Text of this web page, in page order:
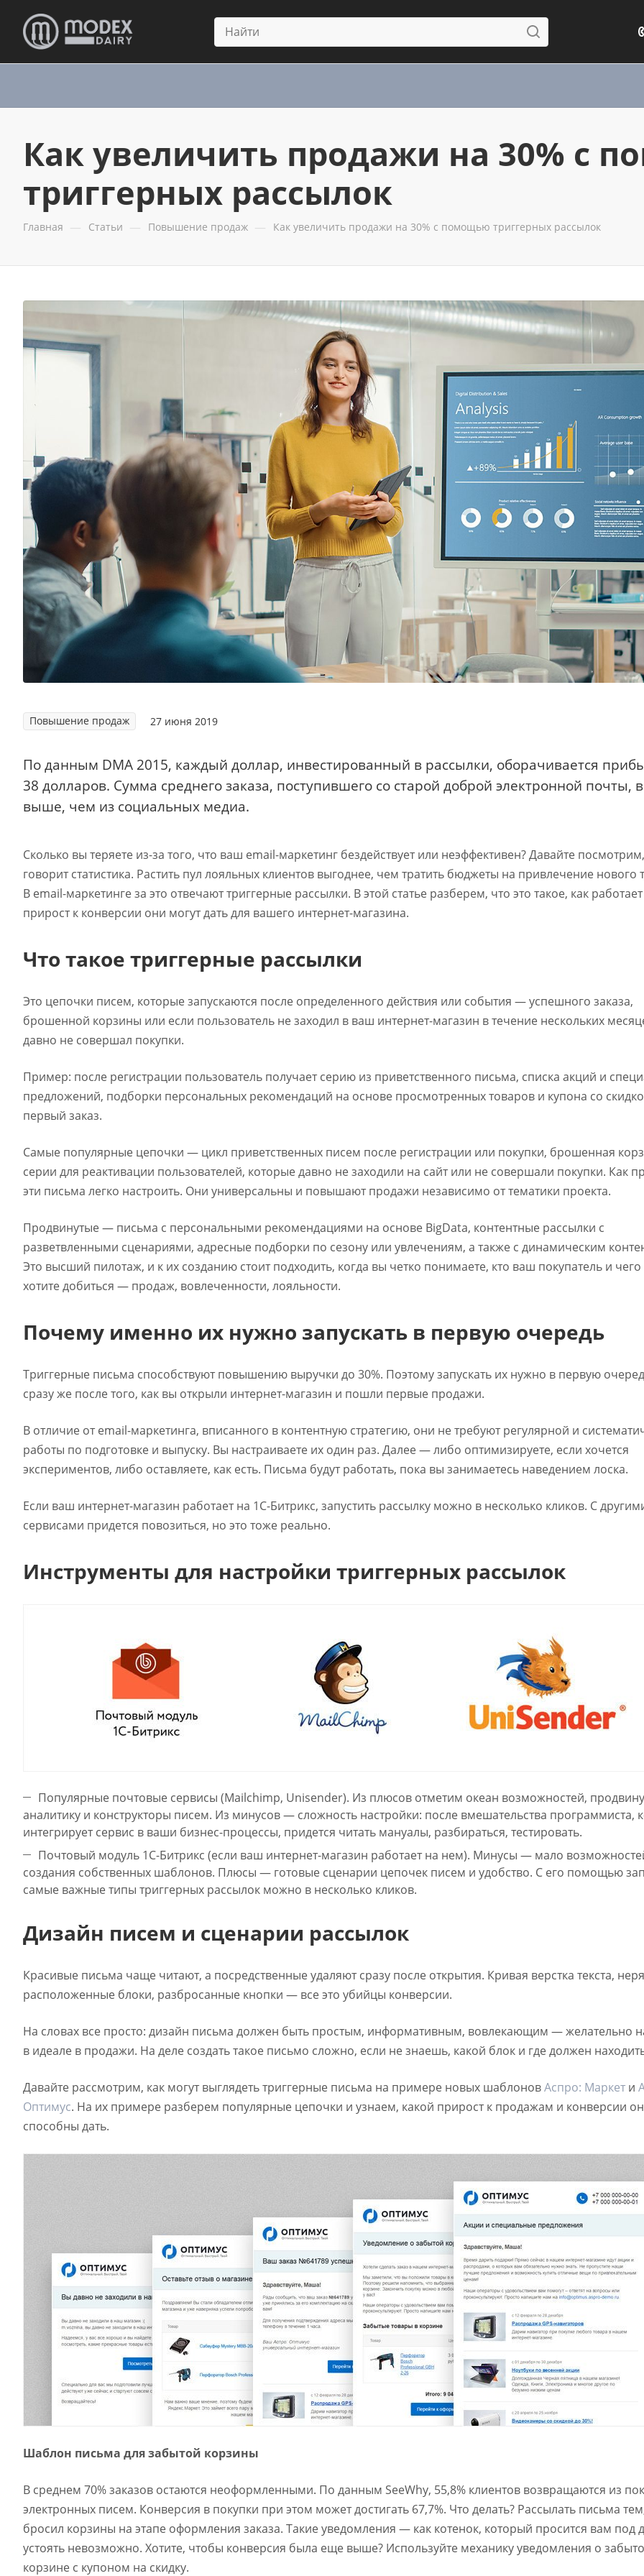
Как увеличить продажи на 30% с
триггерных рассылок
Главная — Статьи — Повышение продаж — Как увеличить продажи на 30% с помощью триггерных рассылок
Повышение продаж 27 июня 2019
По данным DMA 2015, каждый доллар, инвестированный в рассылки, оборачивается
38 долларов. Сумма среднего заказа, поступившего со старой доброй электронной почты,
выше, чем из социальных медиа.
Сколько вы теряете из-за того, что ваш email-маркетинг бездействует или неэффективен? Давайте
говорит статистика. Растить пул лояльных клиентов выгоднее, чем тратить бюджеты на привлечение нового
В email-маркетинге за это отвечают триггерные рассылки. В этой статье разберем, что это такое, как
прирост к конверсии они могут дать для вашего интернет-магазина.
Что такое триггерные рассылки
Это цепочки писем, которые запускаются после определенного действия или события — успешного заказа,
брошенной корзины или если пользователь не заходил в ваш интернет-магазин в течение нескольких
давно не совершал покупки.
Пример: после регистрации пользователь получает серию из приветственного письма, списка акций и
предложений, подборки персональных рекомендаций на основе просмотренных товаров и купона со
первый заказ.
Самые популярные цепочки — цикл приветственных писем после регистрации или покупки, брошенная
серии для реактивации пользователей, которые давно не заходили на сайт или не совершали покупки. Как
эти письма легко настроить. Они универсальны и повышают продажи независимо от тематики проекта.
Продвинутые — письма с персональными рекомендациями на основе BigData, контентные рассылки с
разветвленными сценариями, адресные подборки по сезону или увлечениям, а также с динамическим
Это высший пилотаж, и к их созданию стоит подходить, когда вы четко понимаете, кто ваш покупатель и
хотите добиться — продаж, вовлеченности, лояльности.
Почему именно их нужно запускать в первую очередь
Триггерные письма способствуют повышению выручки до 30%. Поэтому запускать их нужно в первую
сразу же после того, как вы открыли интернет-магазин и пошли первые продажи.
В отличие от email-маркетинга, вписанного в контентную стратегию, они не требуют регулярной и
работы по подготовке и выпуску. Вы настраиваете их один раз. Далее — либо оптимизируете, если хочется
экспериментов, либо оставляете, как есть. Письма будут работать, пока вы занимаетесь наведением лоска.
Если ваш интернет-магазин работает на 1С-Битрикс, запустить рассылку можно в несколько кликов. С
сервисами придется повозиться, но это тоже реально.
Инструменты для настройки триггерных рассылок
Популярные почтовые сервисы (Mailchimp, Unisender). Из плюсов отметим океан возможностей,
аналитику и конструкторы писем. Из минусов — сложность настройки: после вмешательства программиста,
интегрирует сервис в ваши бизнес-процессы, придется читать мануалы, разбираться, тестировать.
Почтовый модуль 1С-Битрикс (если ваш интернет-магазин работает на нем). Минусы — мало
создания собственных шаблонов. Плюсы — готовые сценарии цепочек писем и удобство. С его помощью
самые важные типы триггерных рассылок можно в несколько кликов.
Дизайн писем и сценарии рассылок
Красивые письма чаще читают, а посредственные удаляют сразу после открытия. Кривая верстка текста,
расположенные блоки, разбросанные кнопки — все это убийцы конверсии.
На словах все просто: дизайн письма должен быть простым, информативным, вовлекающим — желательно
в идеале в продажи. На деле создать такое письмо сложно, если не знаешь, какой блок и где должен
Давайте рассмотрим, как могут выглядеть триггерные письма на примере новых шаблоновАспро: Маркет и
Оптимус. На их примере разберем популярные цепочки и узнаем, какой прирост к продажам и конверсии
способны дать.
Шаблон письма для забытой корзины
В среднем 70% заказов остаются неоформленными. По данным SeeWhy, 55,8% клиентов возвращаются из
электронных писем. Конверсия в покупки при этом может достигать 67,7%. Что делать? Рассылать письма
бросил корзины на этапе оформления заказа. Такие уведомления — как котенок, который просится вам под
устоять невозможно. Хотите, чтобы конверсия была еще выше? Используйте механику уведомления о
корзине с купоном на скидку.